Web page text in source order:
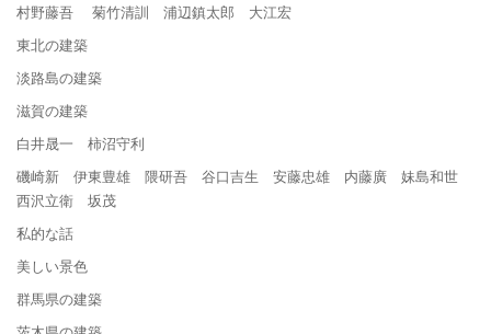
村野藤吾 菊竹清訓 浦辺鎮太郎 大江宏
東北の建築
淡路島の建築
滋賀の建築
白井晟一 柿沼守利
磯崎新 伊東豊雄 隈研吾 谷口吉生 安藤忠雄 内藤廣 妹島和世
西沢立衛 坂茂
私的な話
美しい景色
群馬県の建築